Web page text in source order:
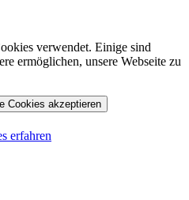
verwendet. Einige sind
ermöglichen, unsere Webseite zu
Cookies akzeptieren
erfahren